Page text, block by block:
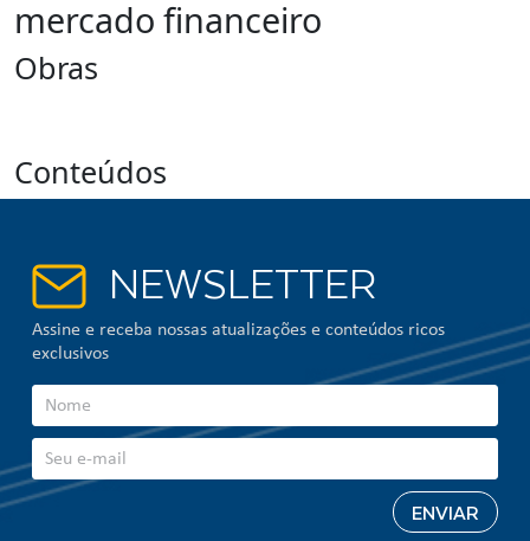
mercado financeiro
Obras
Conteúdos
NEWSLETTER
Assine e receba nossas atualizações e conteúdos ricos
exclusivos